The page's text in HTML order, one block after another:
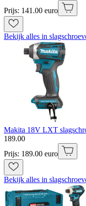
Prijs: 141.00 euro
Bekijk alles in
Makita 18V LXT
189.00
Prijs: 189.00 euro
Bekijk alles in